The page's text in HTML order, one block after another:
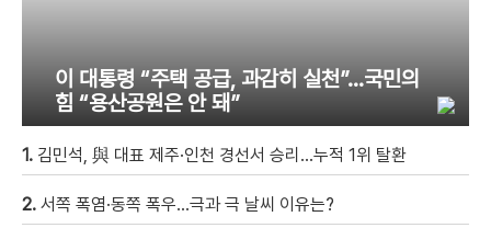
이 대통령 “주택 공급, 과감히 실천”…국민의
힘 “용산공원은 안 돼”
1. 김민석, 與 대표 제주·인천 경선서 승리…누적 1위 탈환
2. 서쪽 폭염·동쪽 폭우…극과 극 날씨 이유는?